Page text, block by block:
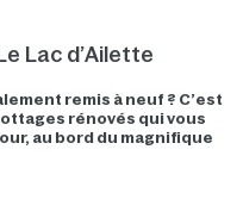
Lac d’Ailette
remis à neuf ? C’est
rénovés qui vous
au bord du magnifique